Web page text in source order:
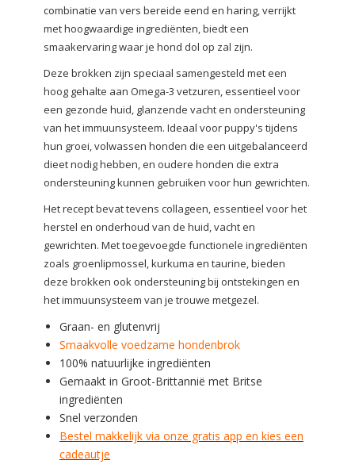
combinatie van vers bereide eend en haring, verrijkt
met hoogwaardige ingrediënten, biedt een
smaakervaring waar je hond dol op zal zijn.
Deze brokken zijn speciaal samengesteld met een
hoog gehalte aan Omega-3 vetzuren, essentieel voor
een gezonde huid, glanzende vacht en ondersteuning
van het immuunsysteem. Ideaal voor puppy's tijdens
hun groei, volwassen honden die een uitgebalanceerd
dieet nodig hebben, en oudere honden die extra
ondersteuning kunnen gebruiken voor hun gewrichten.
Het recept bevat tevens collageen, essentieel voor het
herstel en onderhoud van de huid, vacht en
gewrichten. Met toegevoegde functionele ingrediënten
zoals groenlipmossel, kurkuma en taurine, bieden
deze brokken ook ondersteuning bij ontstekingen en
het immuunsysteem van je trouwe metgezel.
Graan- en glutenvrij
Smaakvolle voedzame hondenbrok
100% natuurlijke ingrediënten
Gemaakt in Groot-Brittannië met Britse
ingrediënten
Snel verzonden
Bestel makkelijk via onze gratis app en kies een
cadeautje